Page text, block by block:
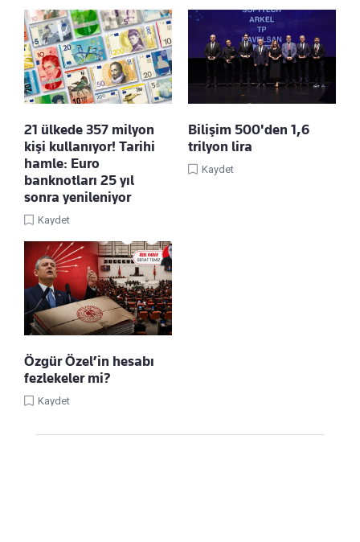
21 ülkede 357 milyon
kişi kullanıyor! Tarihi
hamle: Euro
banknotları 25 yıl
sonra yenileniyor
Kaydet
Bilişim 500'den 1,6
trilyon lira
Kaydet
Özgür Özel’in hesabı
fezlekeler mi?
Kaydet